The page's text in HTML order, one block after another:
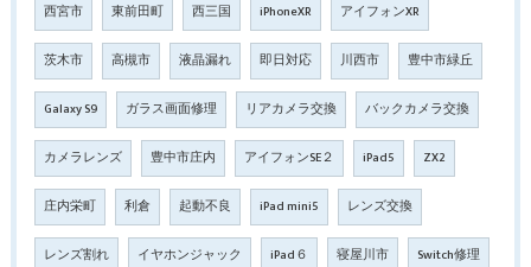
西宮市 東前田町 西三国 iPhoneXR アイフォンXR
茨木市 高槻市 液晶漏れ 即日対応 川西市 豊中市緑丘
Galaxy S9 ガラス画面修理 リアカメラ交換 バックカメラ交換
カメラレンズ 豊中市庄内 アイフォンSE２ iPad5 ZX2
庄内栄町 利倉 起動不良 iPad mini5 レンズ交換
レンズ割れ イヤホンジャック iPad６ 寝屋川市 Switch修理